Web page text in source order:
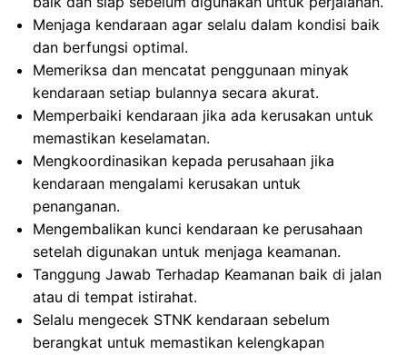
Menjaga kendaraan agar selalu dalam kondisi baik
dan berfungsi optimal.
Memeriksa dan mencatat penggunaan minyak
kendaraan setiap bulannya secara akurat.
Memperbaiki kendaraan jika ada kerusakan untuk
memastikan keselamatan.
Mengkoordinasikan kepada perusahaan jika
kendaraan mengalami kerusakan untuk
penanganan.
Mengembalikan kunci kendaraan ke perusahaan
setelah digunakan untuk menjaga keamanan.
Tanggung Jawab Terhadap Keamanan baik di jalan
atau di tempat istirahat.
Selalu mengecek STNK kendaraan sebelum
berangkat untuk memastikan kelengkapan